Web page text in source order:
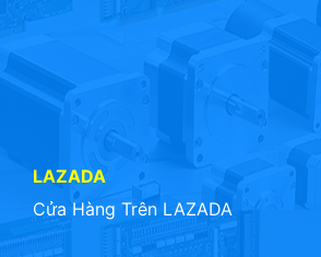
LAZADA
Cửa Hàng Trên LAZADA